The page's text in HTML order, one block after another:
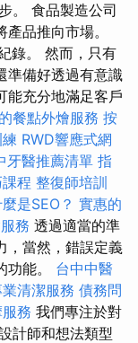
。 食品製造公司
品推向市場。
錄。 然而，只有
準備好透過有意識
能充分地滿足客戶
餐點外燴服務 按
RWD響應式網
牙醫推薦清單 指
程 整復師培訓
是SEO？ 實惠的
務 透過適當的準
，當然，錯誤定義
功能。 台中中醫
清潔服務 債務問
務 我們專注於對
計師和想法類型